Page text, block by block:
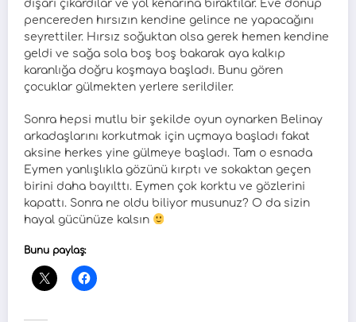
dışarı çıkardılar ve yol kenarına bıraktılar. Eve dönüp
pencereden hırsızın kendine gelince ne yapacağını
seyrettiler. Hırsız soğuktan olsa gerek hemen kendine
geldi ve sağa sola boş boş bakarak aya kalkıp
karanlığa doğru koşmaya başladı. Bunu gören
çocuklar gülmekten yerlere serildiler.
Sonra hepsi mutlu bir şekilde oyun oynarken Belinay
arkadaşlarını korkutmak için uçmaya başladı fakat
aksine herkes yine gülmeye başladı. Tam o esnada
Eymen yanlışlıkla gözünü kırptı ve sokaktan geçen
birini daha bayılttı. Eymen çok korktu ve gözlerini
kapattı. Sonra ne oldu biliyor musunuz? O da sizin
hayal gücünüze kalsın
Bunu paylaş: